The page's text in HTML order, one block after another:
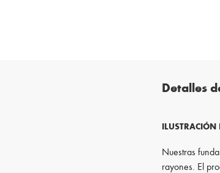
Detalles
Nuestras
rayones. El